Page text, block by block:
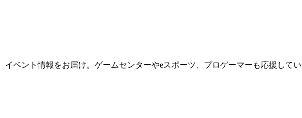
ベント情報をお届け。ゲームセンターやeスポーツ、プロゲーマーも応援して